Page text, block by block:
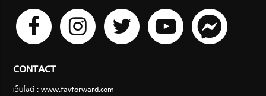
CONTACT
เว็บไซต์ : www.favforward.com